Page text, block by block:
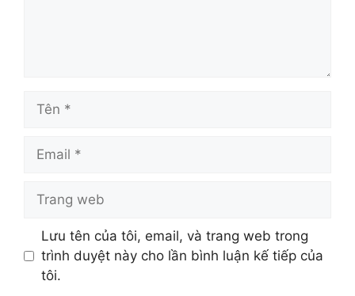
web
Lưu tên của tôi, email, và trang web trong
trình duyệt này cho lần bình luận kế tiếp của
tôi.